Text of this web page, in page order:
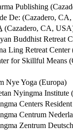
Publishing
De: (Cazadero,
(Cazadero, CA,
Buddhist Retreat
Ling Retreat
for Skillful Means
Nye Yoga (Europa)
Nyingma
Centers
Centrum
Zentrum